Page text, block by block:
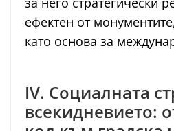
ефектен от
като основа за
IV. Социалната
всекидневието: